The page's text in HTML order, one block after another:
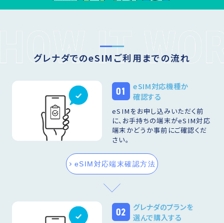
グレナダでのeSIMご利用までの流れ
01
eSIM対応機種か
確認する
eSIMをお申し込みいただく前
に、お手持ちの端末がeSIM対応
端末かどうか事前にご確認くだ
さい。
eSIM対応端末確認方法
02
グレナダのプランを
選んで購入する